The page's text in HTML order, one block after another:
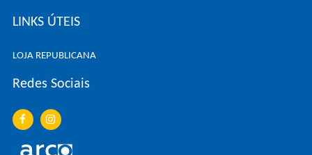
LINKS ÚTEIS
LOJA REPUBLICANA
Redes Sociais